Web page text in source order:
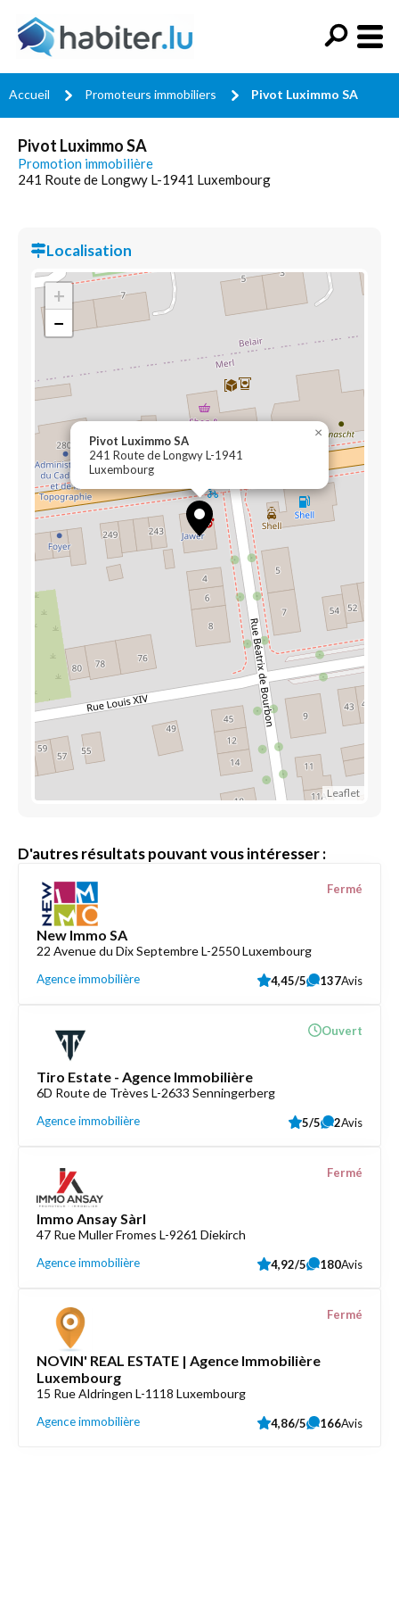
Accueil Promoteurs immobiliers Pivot Luximmo SA
Pivot Luximmo SA
Promotion immobilière
241 Route de Longwy L-1941 Luxembourg
Localisation
Pivot Luximmo SA
241 Route de Longwy L-1941
Luxembourg
×
+
−
Leaflet
D'autres résultats pouvant vous intéresser :
New Immo SA
22 Avenue du Dix Septembre L-2550 Luxembourg
Agence immobilière
Fermé
4,45/5 137Avis
Tiro Estate - Agence Immobilière
6D Route de Trèves L-2633 Senningerberg
Agence immobilière
Ouvert
5/5 2Avis
Immo Ansay Sàrl
47 Rue Muller Fromes L-9261 Diekirch
Agence immobilière
Fermé
4,92/5 180Avis
NOVIN' REAL ESTATE | Agence Immobilière
Luxembourg
15 Rue Aldringen L-1118 Luxembourg
Agence immobilière
Fermé
4,86/5 166Avis